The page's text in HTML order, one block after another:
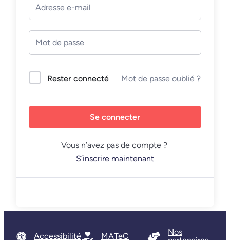
Rester connecté Mot de passe oublié ?
Se connecter
Vous n’avez pas de compte ?
S’inscrire maintenant
Accessibilité MATeC
Nos